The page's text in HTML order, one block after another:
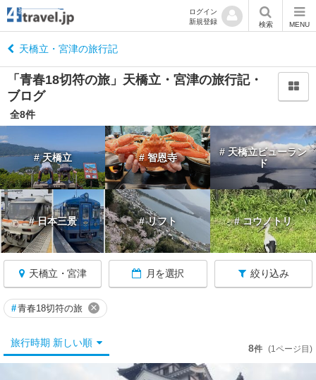
ログイン
新規登録
検索 MENU
天橋立・宮津の旅行記
「青春18切符の旅」天橋立・宮津の旅行記・
ブログ
全8件
# 天橋立 # 智恩寺
# 天橋立ビューラン
ド
# 日本三景 # リフト # コウノトリ
天橋立・宮津 月を選択 絞り込み
京
都
へ
戻
る
京
都
す
て
京
市
#青春18切符の旅 ×
旅行時期 新しい順 8件 (1ページ目)